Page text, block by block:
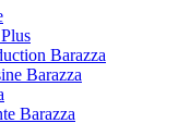
Barazza
Barazza
Barazza